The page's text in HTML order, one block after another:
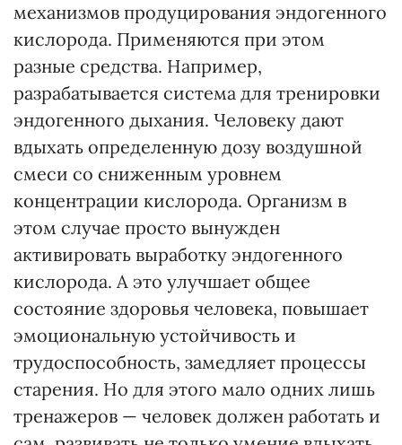
механизмов продуцирования эндогенного
кислорода. Применяются при этом
разные средства. Например,
разрабатывается система для тренировки
эндогенного дыхания. Человеку дают
вдыхать определенную дозу воздушной
смеси со сниженным уровнем
концентрации кислорода. Организм в
этом случае просто вынужден
активировать выработку эндогенного
кислорода. А это улучшает общее
состояние здоровья человека, повышает
эмоциональную устойчивость и
трудоспособность, замедляет процессы
старения. Но для этого мало одних лишь
тренажеров — человек должен работать и